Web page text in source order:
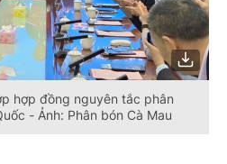
hợp đồng nguyên tắc phân
- Ảnh: Phân bón Cà Mau